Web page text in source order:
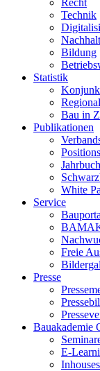
Technik
Bildung
Statistik
Bau in
Publikationen
Jahrbuch
White
Service
Freie
Presse
Bauakademie
E-